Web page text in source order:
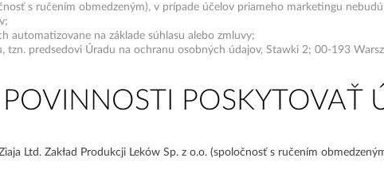
s ručením obmedzeným), v prípade účelov priameho marketingu
automatizovane na základe súhlasu alebo zmluvy;
tzn. predsedovi Úradu na ochranu osobných údajov, Stawki 2; 00-193
POSKYTOVAŤ
Ltd. Zakład Produkcji Leków Sp. z o.o. (spoločnosť s ručením